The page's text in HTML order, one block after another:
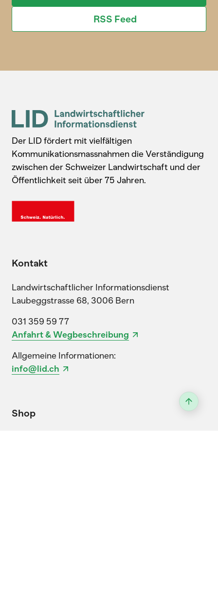
RSS Feed
Der LID fördert mit vielfältigen
Kommunikationsmassnahmen die Verständigung
zwischen der Schweizer Landwirtschaft und der
Öffentlichkeit seit über 75 Jahren.
Kontakt
Landwirtschaftlicher Informationsdienst
Laubeggstrasse 68, 3006 Bern
031 359 59 77
Anfahrt & Wegbeschreibung
Allgemeine Informationen:
info@lid.ch
Shop